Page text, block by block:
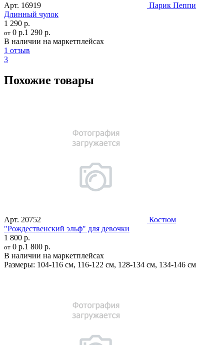
Арт. 16919
Парик Пеппи
Длинный чулок
1 290 р.
от 0 р.1 290 р.
В наличии на маркетплейсах
1 отзыв
3
Похожие товары
Арт. 20752
Костюм
"Рождественский эльф" для девочки
1 800 р.
от 0 р.1 800 р.
В наличии на маркетплейсах
Размеры: 104-116 см, 116-122 см, 128-134 см, 134-146 см